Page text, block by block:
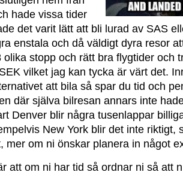
hade vissa tider
det varit lätt att bli lurad av SAS
enstala och då väldigt dyra resor
olika stopp och rätt bra flygtider och
vilket jag kan tycka är värt det.
att bila så spar du tid och
där själva bilresan annars inte
Denver blir några tusenlappar
New York blir det inte riktigt,
mer om ni önskar planera in något
att om ni har tid så ordnar ni så att